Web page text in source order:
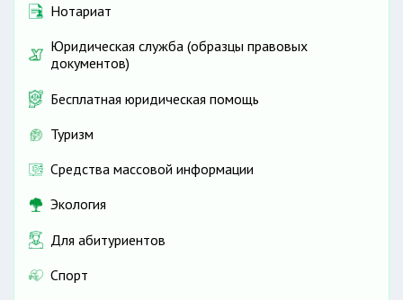
Нотариат
Юридическая служба (образцы правовых
документов)
Бесплатная юридическая помощь
Туризм
Средства массовой информации
Экология
Для абитуриентов
Спорт